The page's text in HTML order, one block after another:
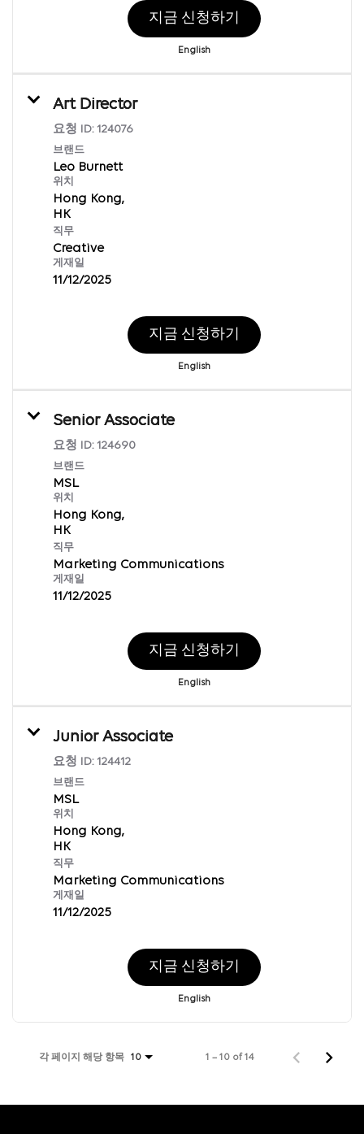
지금 신청하기
English
Art Director
요청 ID: 124076
브랜드
Leo Burnett
위치
Hong Kong,
직무
Creative
게재일
11/12/2025
지금 신청하기
English
Senior Associate
요청 ID: 124690
브랜드
MSL
위치
Hong Kong,
직무
Marketing Communications
게재일
11/12/2025
지금 신청하기
English
Junior Associate
요청 ID: 124412
브랜드
MSL
위치
Hong Kong,
직무
Marketing Communications
게재일
11/12/2025
지금 신청하기
English
각 페이지 해당 항목 10 1 – 10 of 14